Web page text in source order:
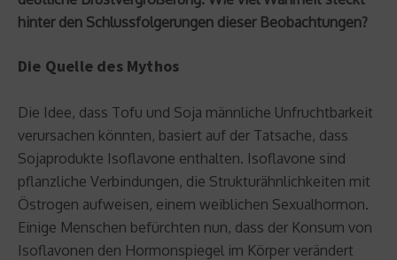
hinter den Schlussfolgerungen dieser Beobachtungen?
Die Quelle des Mythos
Die Idee, dass Tofu und Soja männliche Unfruchtbarkeit
verursachen könnten, basiert auf der Tatsache, dass
Sojaprodukte Isoflavone enthalten. Isoflavone sind
pflanzliche Verbindungen, die Strukturähnlichkeiten mit
Östrogen aufweisen, einem weiblichen Sexualhormon.
Einige Menschen befürchten nun, dass der Konsum von
Isoflavonen den Hormonspiegel im Körper verändert